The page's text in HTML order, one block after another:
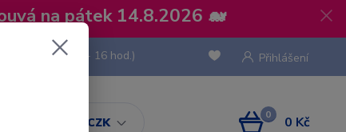
na pátek 14.8.2026 🐋
CZK
Přihlášení
(Po-Pá, 8 - 16 hod.)
0 0 Kč